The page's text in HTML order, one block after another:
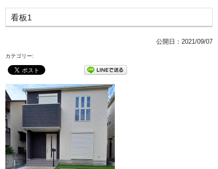
看板1
公開日： 2021/09/07
カテゴリー: